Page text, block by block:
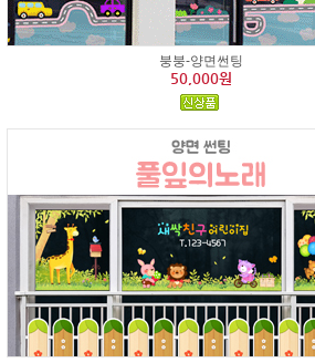
붕붕-양면썬팅
50,000원